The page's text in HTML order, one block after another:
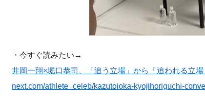
・今すぐ読みたい→
井岡一翔×堀口恭司、「追う立場」から「追われる立
next.com/athlete_celeb/kazutoioka-kyojihoriguchi-